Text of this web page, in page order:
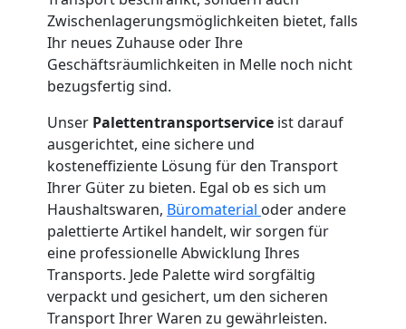
Zwischenlagerungsmöglichkeiten bietet, falls
Ihr neues Zuhause oder Ihre
Geschäftsräumlichkeiten in Melle noch nicht
bezugsfertig sind.
Unser Palettentransportservice ist darauf
ausgerichtet, eine sichere und
kosteneffiziente Lösung für den Transport
Ihrer Güter zu bieten. Egal ob es sich um
Haushaltswaren, Büromaterial oder andere
palettierte Artikel handelt, wir sorgen für
eine professionelle Abwicklung Ihres
Transports. Jede Palette wird sorgfältig
verpackt und gesichert, um den sicheren
Transport Ihrer Waren zu gewährleisten.
Nationaler
Umzug